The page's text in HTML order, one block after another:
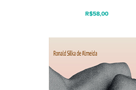
R$58,00